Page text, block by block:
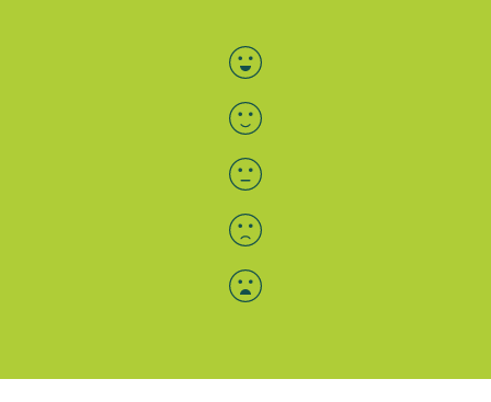
Bewertung auswählen